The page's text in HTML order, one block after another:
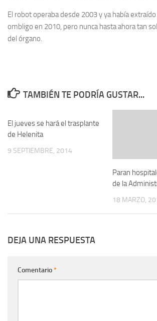
El robot operaba desde 2003 y ya había
ombligo en 2010, pero nunca hasta ahora tan
del órgano.
TAMBIÉN TE PODRÍA GUSTAR...
El jueves se hará el trasplante
de Helenita
9 SEPTIEMBRE, 2014
Paran
de la
18 MARZO,
DEJA UNA RESPUESTA
Comentario*